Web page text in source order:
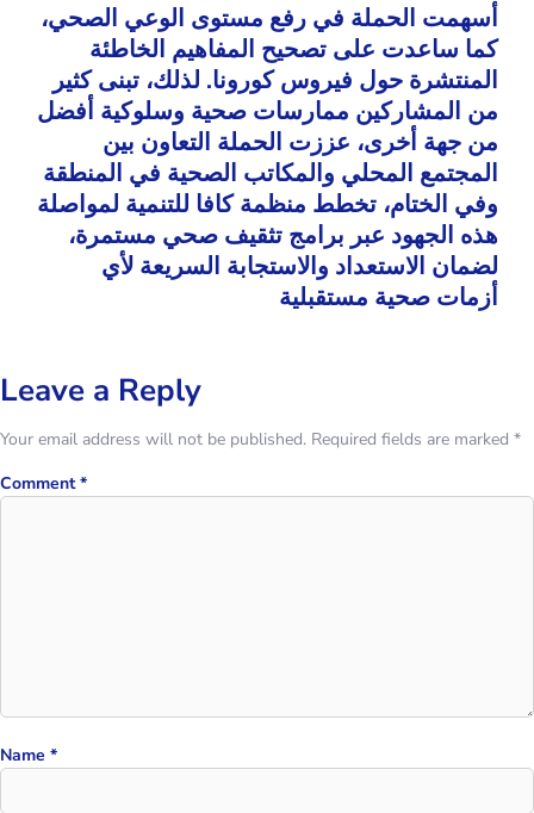
أسهمت الحملة في رفع مستوى الوعي الصحي،
كما ساعدت على تصحيح المفاهيم الخاطئة
المنتشرة حول فيروس كورونا. لذلك، تبنى كثير
من المشاركين ممارسات صحية وسلوكية أفضل
من جهة أخرى، عززت الحملة التعاون بين
المجتمع المحلي والمكاتب الصحية في المنطقة
وفي الختام، تخطط منظمة كافا للتنمية لمواصلة
هذه الجهود عبر برامج تثقيف صحي مستمرة،
لضمان الاستعداد والاستجابة السريعة لأي
أزمات صحية مستقبلية
Leave a Reply
Your email address will not be published. Required fields are marked *
Comment*
Name *